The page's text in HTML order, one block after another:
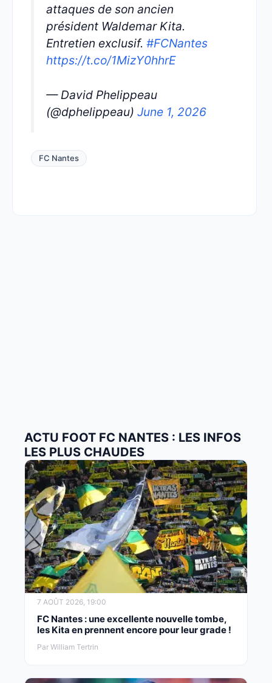
attaques de son ancien
président Waldemar Kita.
Entretien exclusif. #FCNantes
https://t.co/1MizY0hhrE
— David Phelippeau
(@dphelippeau) June 1, 2026
FC Nantes
ACTU FOOT FC NANTES : LES INFOS
LES PLUS CHAUDES
7 AOÛT 2026, 19:00
FC Nantes : une excellente nouvelle tombe,
les Kita en prennent encore pour leur grade !
Par William Tertrin